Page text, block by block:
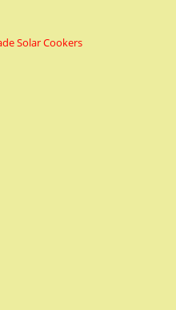
Solar Cookers